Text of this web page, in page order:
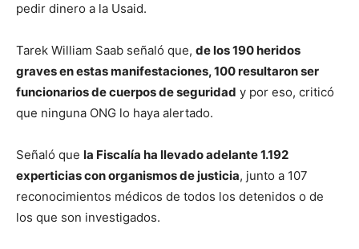
pedir dinero a la Usaid.
Tarek William Saab señaló que, de los 190 heridos
graves en estas manifestaciones, 100 resultaron ser
funcionarios de cuerpos de seguridad y por eso, criticó
que ninguna ONG lo haya alertado.
Señaló que la Fiscalía ha llevado adelante 1.192
experticias con organismos de justicia, junto a 107
reconocimientos médicos de todos los detenidos o de
los que son investigados.